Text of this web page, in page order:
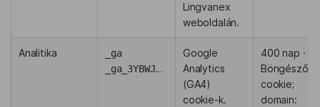
Lingvanex
weboldalán.
Analitika
_ga
_ga_3YBWJ4X67C
Google
Analytics
(GA4)
cookie-k.
400 nap ·
Böngésző
cookie;
domain: